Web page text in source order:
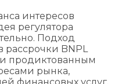
интересов
регулятора
Подход
рассрочки BNPL
продиктованным
рынка,